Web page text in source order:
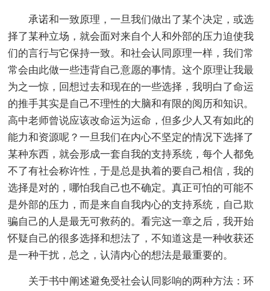
承诺和一致原理，一旦我们做出了某个决定，或选
择了某种立场，就会面对来自个人和外部的压力迫使我
们的言行与它保持一致。和社会认同原理一样，我们常
常会由此做一些违背自己意愿的事情。这个原理让我最
为之一惊，回想过去和现在的一些选择，我明白了命运
的推手其实是自己不理性的大脑和有限的阅历和知识。
高中老师曾说应该改命运为运命，但多少人又有如此的
能力和资源呢？一旦我们在内心不坚定的情况下选择了
某种东西，就会形成一套自我的支持系统，每个人都免
不了有社会称许性，于是总是执着的要自己相信，我的
选择是对的，哪怕我自己也不确定。真正可怕的可能不
是外部的压力，而是来自自我内心的支持系统，自己欺
骗自己的人是最无可救药的。看完这一章之后，我开始
怀疑自己的很多选择和想法了，不知道这是一种收获还
是一种干扰，总之，认清内心的想法是最重要的。
关于书中阐述避免受社会认同影响的两种方法：环